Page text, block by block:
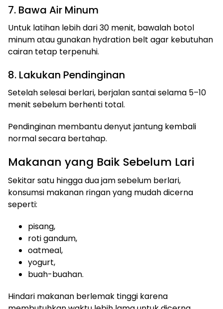
7. Bawa Air Minum
Untuk latihan lebih dari 30 menit, bawalah botol
minum atau gunakan hydration belt agar kebutuhan
cairan tetap terpenuhi.
8. Lakukan Pendinginan
Setelah selesai berlari, berjalan santai selama 5–10
menit sebelum berhenti total.
Pendinginan membantu denyut jantung kembali
normal secara bertahap.
Makanan yang Baik Sebelum Lari
Sekitar satu hingga dua jam sebelum berlari,
konsumsi makanan ringan yang mudah dicerna
seperti:
pisang,
roti gandum,
oatmeal,
yogurt,
buah-buahan.
Hindari makanan berlemak tinggi karena